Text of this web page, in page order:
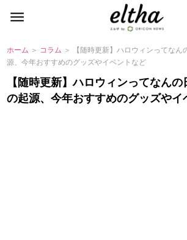
ホーム ＞ コラム ＞ 【随時更新】ハロウィンってなん
源、今年おすすめのグッズやイベントなど
【随時更新】ハロウィンってなん
の起源、今年おすすめのグッズやイ